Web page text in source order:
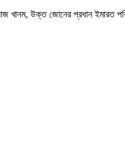
খানম, উক্ত জোনের প্রধান ইমারত